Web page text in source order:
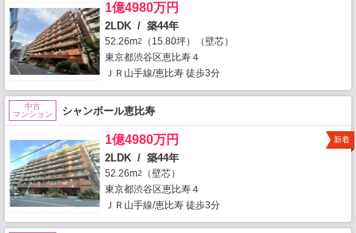
1億4980万円
2LDK / 築44年
52.26m2
（15.80坪）（壁芯）
東京都渋谷区恵比寿４
ＪＲ山手線/恵比寿 徒歩3分
中古
マンション
シャンボール恵比寿
1億4980万円
2LDK / 築44年
52.26m2
（壁芯）
東京都渋谷区恵比寿４
ＪＲ山手線/恵比寿 徒歩3分
新着